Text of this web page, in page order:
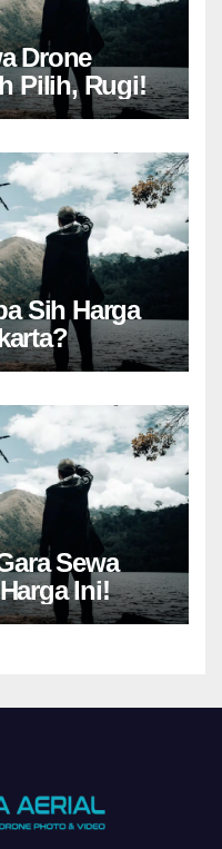
Drone
Pilih, Rugi!
Sih Harga
Sewa
Ini!